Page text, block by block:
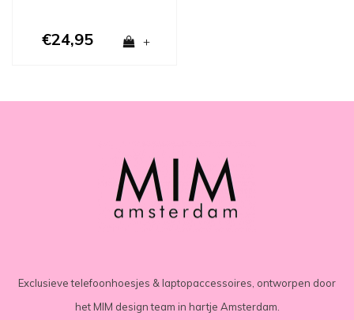
€24,95 +
Exclusieve telefoonhoesjes & laptopaccessoires, ontworpen door
het MIM design team in hartje Amsterdam.